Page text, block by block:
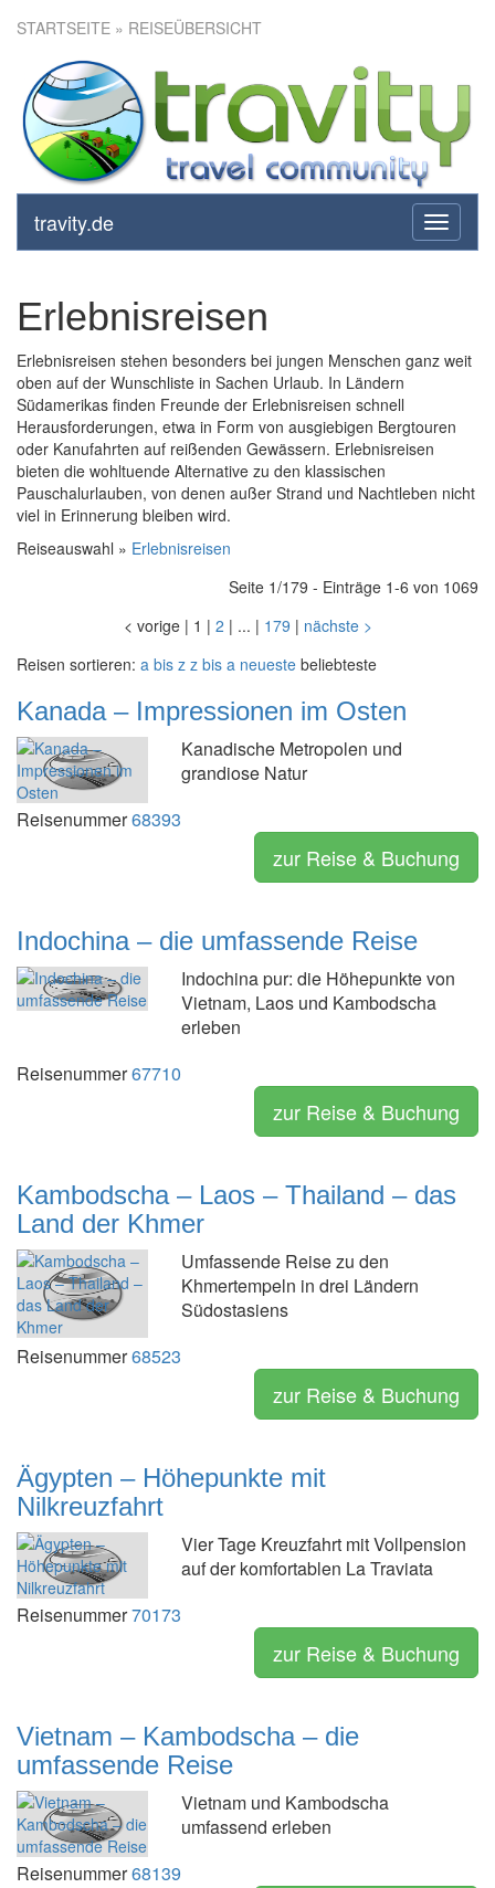
STARTSEITE » REISEÜBERSICHT
toggle
travity.de
Erlebnisreisen
Erlebnisreisen stehen besonders bei jungen Menschen ganz weit
oben auf der Wunschliste in Sachen Urlaub. In Ländern
Südamerikas finden Freunde der Erlebnisreisen schnell
Herausforderungen, etwa in Form von ausgiebigen Bergtouren
oder Kanufahrten auf reißenden Gewässern. Erlebnisreisen
bieten die wohltuende Alternative zu den klassischen
Pauschalurlauben, von denen außer Strand und Nachtleben nicht
viel in Erinnerung bleiben wird.
Reiseauswahl » Erlebnisreisen
Seite 1/179 - Einträge 1-6 von 1069
< vorige | 1 | 2 | ... | 179 | nächste >
Reisen sortieren: a bis z z bis a neueste beliebteste
Kanada – Impressionen im Osten
Kanadische Metropolen und
grandiose Natur
Reisenummer68393
zur Reise & Buchung
Indochina – die umfassende Reise
Indochina pur: die Höhepunkte von
Vietnam, Laos und Kambodscha
erleben
Reisenummer67710
zur Reise & Buchung
Kambodscha – Laos – Thailand – das
Land der Khmer
Umfassende Reise zu den
Khmertempeln in drei Ländern
Südostasiens
Reisenummer68523
zur Reise & Buchung
Ägypten – Höhepunkte mit
Nilkreuzfahrt
Vier Tage Kreuzfahrt mit Vollpension
auf der komfortablen La Traviata
Reisenummer70173
zur Reise & Buchung
Vietnam – Kambodscha – die
umfassende Reise
Vietnam und Kambodscha
umfassend erleben
Reisenummer68139